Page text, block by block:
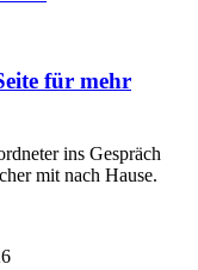
für mehr
ins Gespräch
mit nach Hause.